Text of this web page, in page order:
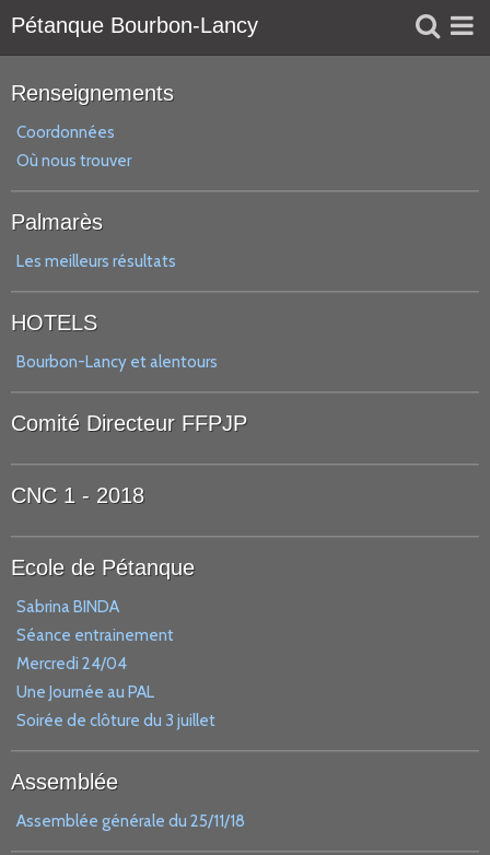
Pétanque Bourbon-Lancy
Liens
Réservation
Renseignements
Coordonnées
Où nous trouver
Palmarès
Les meilleurs résultats
HOTELS
Bourbon-Lancy et alentours
Comité Directeur FFPJP
CNC 1 - 2018
Ecole de Pétanque
Sabrina BINDA
Séance entrainement
Mercredi 24/04
Une Journée au PAL
Soirée de clôture du 3 juillet
Assemblée
Assemblée générale du 25/11/18